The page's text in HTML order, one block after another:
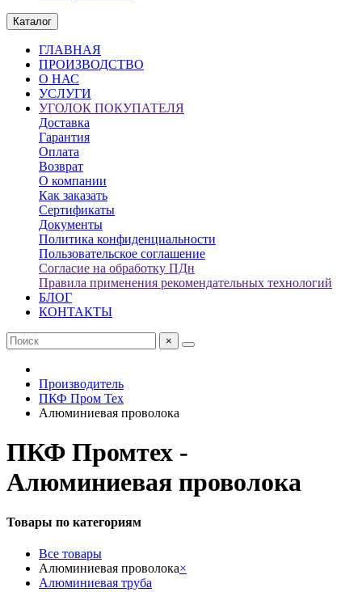
Каталог
ГЛАВНАЯ
ПРОИЗВОДСТВО
О НАС
УСЛУГИ
УГОЛОК ПОКУПАТЕЛЯ
Доставка
Гарантия
Оплата
Возврат
О компании
Как заказать
Сертификаты
Документы
Политика конфиденциальности
Пользовательское соглашение
Согласие на обработку ПДн
Правила применения рекомендательных технологий
БЛОГ
КОНТАКТЫ
×
Производитель
ПКФ Пром Тех
Алюминиевая проволока
ПКФ Промтех -
Алюминиевая проволока
Товары по категориям
Все товары
Алюминиевая проволока×
Алюминиевая труба